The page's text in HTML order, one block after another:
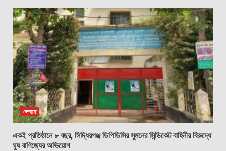
দেশজুড়ে
একই প্রতিষ্ঠানে ৮ বছর, সিদ্ধিরগঞ্জ ডিপিডিসির সুমনের সিন্ডিকেট বাহিনীর বিরুদ্ধে
ঘুষ বাণিজ্যের অভিয়োগ